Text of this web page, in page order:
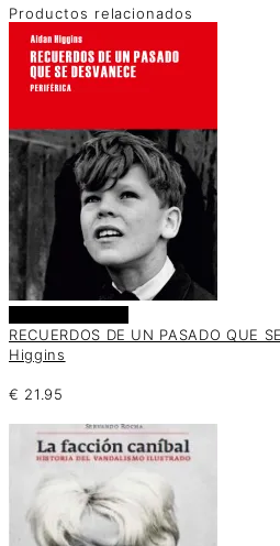
Productos relacionados
RECUERDOS DE UN PASADO QUE
Higgins
€ 21.95